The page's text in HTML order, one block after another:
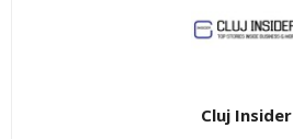
Cluj Insider